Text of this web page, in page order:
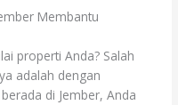
Membantu
properti Anda? Salah
adalah dengan
di Jember, Anda